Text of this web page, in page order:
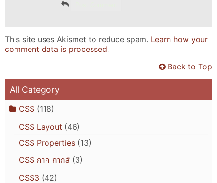
This site uses Akismet to reduce spam. Learn how your
comment data is processed.
Back to Top
All Category
CSS(118)
CSS Layout (46)
CSS Properties(13)
CSS กาก กากส์(3)
CSS3 (42)